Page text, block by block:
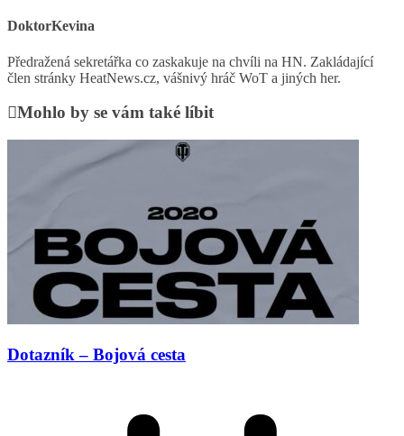
DoktorKevina
Předražená sekretářka co zaskakuje na chvíli na HN. Zakládající
člen stránky HeatNews.cz, vášnivý hráč WoT a jiných her.
Mohlo by se vám také líbit
Dotazník – Bojová cesta